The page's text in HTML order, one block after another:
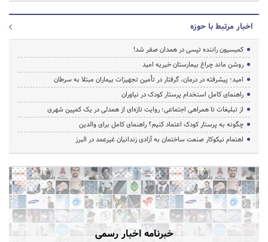
اخبار مرتبط با حوزه
کمیسیون راننده تپسی در همدان صفر شد!
روشن ماند چراغ بیمارستان خیریه امید
امید؛ پیشرفته در درمان، گرفتار در تأمین تجهیزات بیماران مبتلا به سرطان
راهنمای کامل استخدام پرستار کودک در نیاوران
از تبلیغات تا همراهی اجتماعی؛ روایت تازه‌ای از همدلی در یک کمپین شهری
چگونه به پرستار کودک اعتماد کنیم؟ راهنمای کامل برای والدین
اهتمام نیکوکار صنعت ساختمان به آزادی زندانیان غیرعمد در البرز
خبرنامه اخبار رسمی